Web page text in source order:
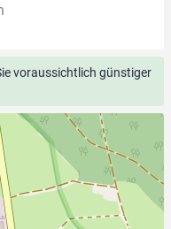
voraussichtlich günstiger